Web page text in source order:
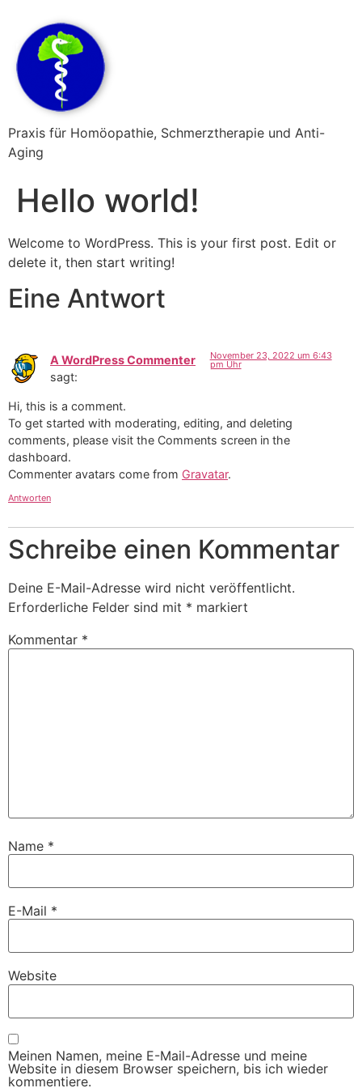
Praxis für Homöopathie, Schmerztherapie und Anti-
Aging
Hello world!
Welcome to WordPress. This is your first post. Edit or
delete it, then start writing!
Eine Antwort
A WordPress Commenter
sagt:
November 23, 2022 um 6:43
pm Uhr
Hi, this is a comment.
To get started with moderating, editing, and deleting
comments, please visit the Comments screen in the
dashboard.
Commenter avatars come from Gravatar.
Antworten
Schreibe einen Kommentar
Deine E-Mail-Adresse wird nicht veröffentlicht.
Erforderliche Felder sind mit * markiert
Kommentar *
Name *
E-Mail *
Website
Meinen Namen, meine E-Mail-Adresse und meine
Website in diesem Browser speichern, bis ich wieder
kommentiere.